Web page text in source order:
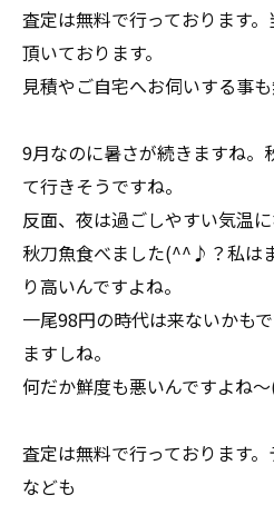
査定は無料で行っております
頂いております。
見積やご自宅へお伺いする事も
9月なのに暑さが続きますね。
て行きそうですね。
反面、夜は過ごしやすい気温に
秋刀魚食べました(^^♪？私は
り高いんですよね。
一尾98円の時代は来ないかも
ますしね。
何だか鮮度も悪いんですよね～
査定は無料で行っております
なども